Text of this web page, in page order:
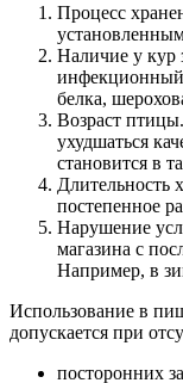
Процесс
Наличие у кур
инфекционный
белка,
Возраст
ухудшаться
становится в
Длительность
постепенное
Нарушение
магазина с
Например, в
Использование в
допускается при
посторонних